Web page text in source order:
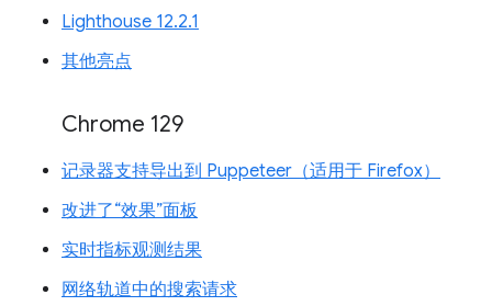
Lighthouse 12.2.1
其他亮点
Chrome 129
记录器支持导出到 Puppeteer（适用于 Firefox）
改进了“效果”面板
实时指标观测结果
网络轨道中的搜索请求